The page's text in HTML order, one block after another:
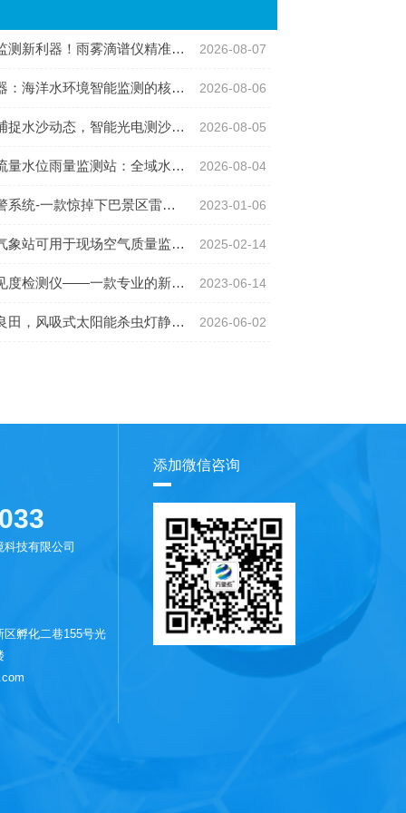
器！雨雾滴谱仪精准识别各类雨雪雾天气 2026-08-07
洋水环境智能监测的核心感知设备 2026-08-06
动态，智能光电测沙仪守护水域水沙安全 2026-08-05
雨量监测站：全域水文智慧监测一体化设备 2026-08-04
款惊掉下巴景区雷电预警系统#2023已更新 2023-01-06
站可用于现场空气质量监测吗？ 2025-02-14
检测仪——一款专业的新型工具 2023-06-14
风吸式太阳能杀虫灯静捕田间害虫 2026-06-02
技有限公司
孵化二巷155号光
添加微信咨询